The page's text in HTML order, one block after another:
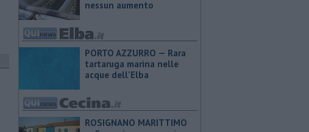
nessun aumento
PORTO AZZURRO — Rara
tartaruga marina nelle
acque dell'Elba
ROSIGNANO MARITTIMO